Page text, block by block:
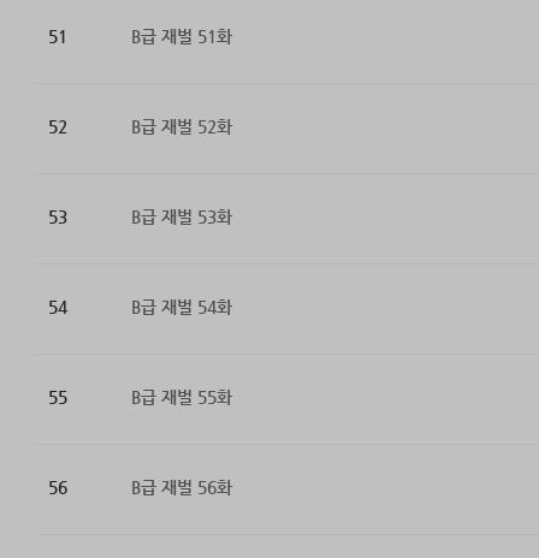
51 B급 재벌 51화
52 B급 재벌 52화
53 B급 재벌 53화
54 B급 재벌 54화
55 B급 재벌 55화
56 B급 재벌 56화